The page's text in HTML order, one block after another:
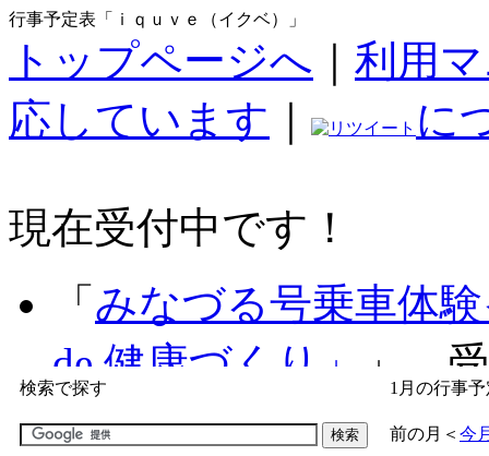
行事予定表「ｉｑｕｖｅ（イクベ）」
トップページへ
利用
応しています
に
現在受付中です！
「 みなづる号乗車体
de 健康づくり」
」 受
「子育て交流広場「
検索で探す 1月の行事
前の月 ＜ 今